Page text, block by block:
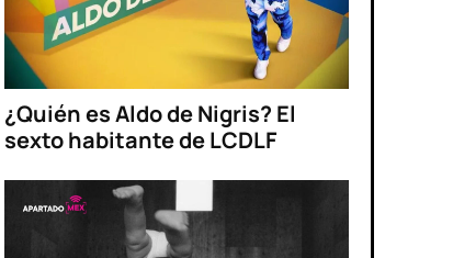
¿Quién es Aldo de Nigris? El
sexto habitante de LCDLF